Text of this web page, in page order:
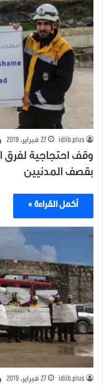
idlib.plus 27 فبراير، 2019
وقف احتجاجية لفرق
بقصف المدنيين
أكمل القراءة »
idlib.plus 27 فبراير، 2019